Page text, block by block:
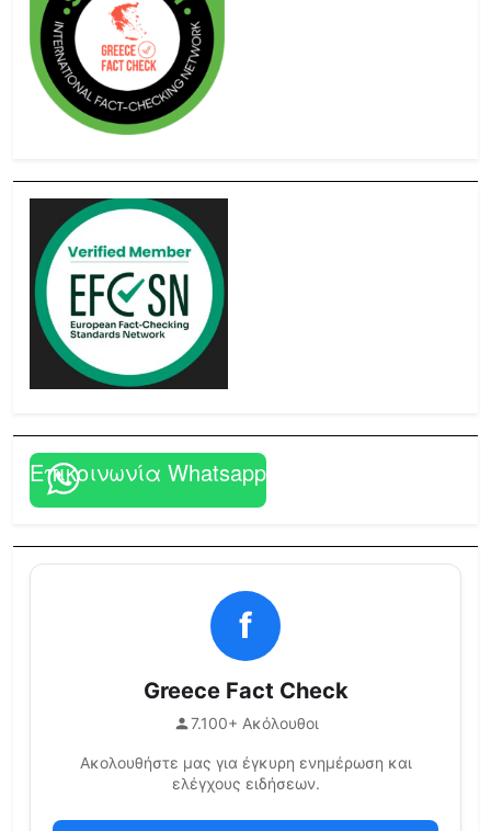
Επικοινωνία Whatsapp
f
Greece Fact Check
7.100+ Ακόλουθοι
Ακολουθήστε μας για έγκυρη ενημέρωση και
ελέγχους ειδήσεων.